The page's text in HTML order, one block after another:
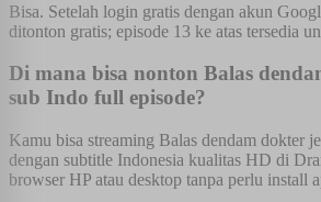
Bisa. Setelah login gratis dengan akun
ditonton gratis; episode 13 ke atas tersedia
Di mana bisa nonton Balas
sub Indo full episode?
Kamu bisa streaming Balas dendam dokter
dengan subtitle Indonesia kualitas HD di
browser HP atau desktop tanpa perlu install